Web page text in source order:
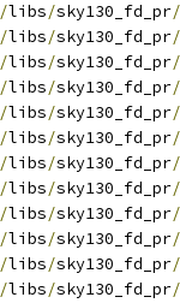
/libs/sky130_fd_pr/
/libs/sky130_fd_pr/
/libs/sky130_fd_pr/
/libs/sky130_fd_pr/
/libs/sky130_fd_pr/
/libs/sky130_fd_pr/
/libs/sky130_fd_pr/
/libs/sky130_fd_pr/
/libs/sky130_fd_pr/
/libs/sky130_fd_pr/
/libs/sky130_fd_pr/
/libs/sky130_fd_pr/